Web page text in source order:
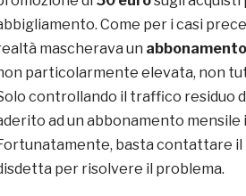
Come per i casi
mascherava un
particolarmente elevata, non
controllando il traffico residuo
ad un abbonamento
basta contattare il
per risolvere il problema.